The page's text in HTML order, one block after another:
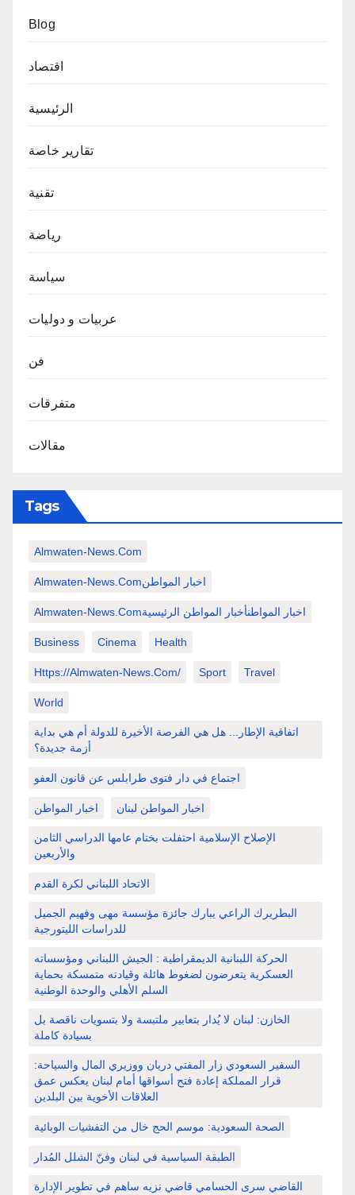
Blog
اقتصاد
الرئيسية
تقارير خاصة
تقنية
رياضة
سياسة
عربيات و دوليات
فن
متفرقات
مقالات
Tags
Almwaten-News.com
Almwaten-News.comاخبار المواطن
Almwaten-News.comاخبار المواطنأخبار المواطن الرئيسية
Business Cinema Health
Https://almwaten-News.com/ Sport Travel
World
اتفاقية الإطار... هل هي الفرصة الأخيرة للدولة أم هي بداية
أزمة جديدة؟
اجتماع في دار فتوى طرابلس عن قانون العفو
اخبار المواطن اخبار المواطن لبنان
الإصلاح الإسلامية احتفلت بختام عامها الدراسي الثامن
والأربعين
الاتحاد اللبناني لكرة القدم
البطريرك الراعي يبارك جائزة مؤسسة مهى وفهيم الجميل
للدراسات الليتورجية
الحركة اللبنانية الديمقراطية : الجيش اللبناني ومؤسساته
العسكرية يتعرضون لضغوط هائلة وقيادته متمسكة بحماية
السلم الأهلي والوحدة الوطنية
الخازن: لبنان لا يُدار بتعابير ملتبسة ولا بتسويات ناقصة بل
بسيادة كاملة
السفير السعودي زار المفتي دريان ووزيري المال والسياحة:
قرار المملكة إعادة فتح أسواقها أمام لبنان يعكس عمق
العلاقات الأخوية بين البلدين
الصحة السعودية: موسم الحج خال من التفشيات الوبائية
الطبقة السياسية في لبنان وفنّ الشلل المُدار
القاضي سرى الحسامي قاضي نزيه ساهم في تطوير الإدارة